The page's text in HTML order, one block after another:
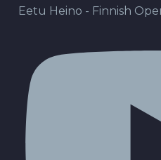
Eetu Heino - Finnish